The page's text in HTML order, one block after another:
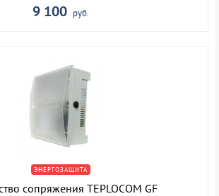
9 100 руб.
ЭНЕРГОЗАЩИТА
сопряжения TEPLOCOM GF